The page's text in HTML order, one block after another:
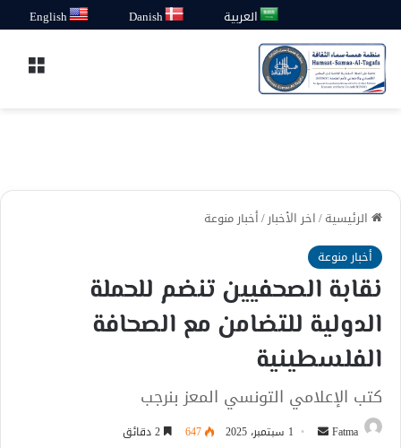
العربية Danish
English
الرئيسية/اخر الأخبار/أخبار منوعة
أخبار منوعة
نقابة الصحفيين تنضم للحملة
الدولية للتضامن مع الصحافة
الفلسطينية
كتب الإعلامي التونسي المعز بنرجب
Fatma
أرسل 1 سبتمبر، 2025 647